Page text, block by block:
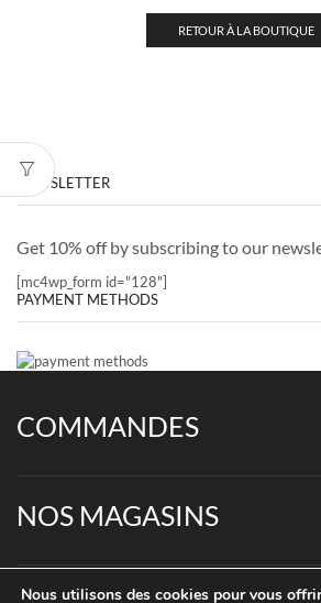
NEWSLETTER
Get 10% off by subscribing to our
[mc4wp_form id="128"]
PAYMENT METHODS
COMMANDES
NOS MAGASINS
Nous utilisons des cookies pour vous